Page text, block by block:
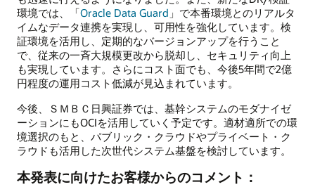
環境では、「Oracle Data Guard 」で本番環境とのリアルタ
イムなデータ連携を実現し、可用性を強化しています。検
証環境を活用し、定期的なバージョンアップを行うこと
で、従来の一斉大規模更改から脱却し、セキュリティ向上
も実現しています。さらにコスト面でも、今後5年間で2億
円程度の運用コスト低減が見込まれています。
今後、ＳＭＢＣ日興証券では、基幹システムのモダナイゼ
ーションにもOCIを活用していく予定です。適材適所での環
境選択のもと、パブリック・クラウドやプライベート・ク
ラウドも活用した次世代システム基盤を検討しています。
本発表に向けたお客様からのコメント：